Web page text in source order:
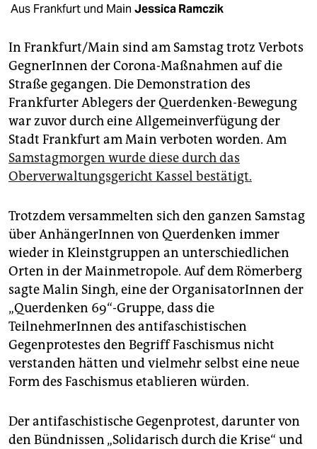
abo
genossenschaft
epaper login
Aus Frankfurt und Main Jessica Ramczik
In Frankfurt/Main sind am Samstag trotz Verbots
GegnerInnen der Corona-Maßnahmen auf die
Straße gegangen. Die Demonstration des
Frankfurter Ablegers der Querdenken-Bewegung
war zuvor durch eine Allgemeinverfügung der
Stadt Frankfurt am Main verboten worden. Am
Samstagmorgen wurde diese durch das
Oberverwaltungsgericht Kassel bestätigt.
Trotzdem versammelten sich den ganzen Samstag
über AnhängerInnen von Querdenken immer
wieder in Kleinstgruppen an unterschiedlichen
Orten in der Mainmetropole. Auf dem Römerberg
sagte Malin Singh, eine der OrganisatorInnen der
„Querdenken 69“-Gruppe, dass die
TeilnehmerInnen des antifaschistischen
Gegenprotestes den Begriff Faschismus nicht
verstanden hätten und vielmehr selbst eine neue
Form des Faschismus etablieren würden.
Der antifaschistische Gegenprotest, darunter von
den Bündnissen „Solidarisch durch die Krise“ und